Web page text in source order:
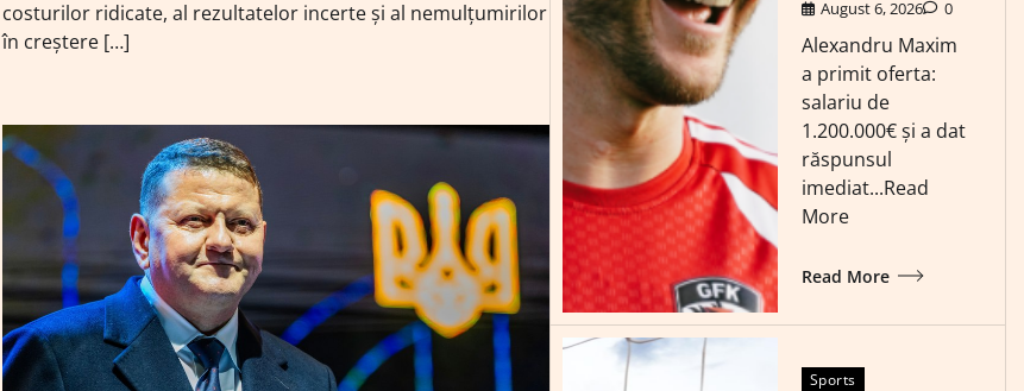
costurilor ridicate, al rezultatelor incerte și al nemulțumirilor
în creștere […]
August 6, 2026
0
Alexandru Maxim
a primit oferta:
salariu de
1.200.000€ și a dat
răspunsul
imediat...Read
More
Read More
Sports